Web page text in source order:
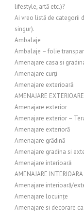
lifestyle, artă etc.)?
Ai vreo listă de categorii
singur).
Ambalaje
Ambalaje – folie
Amenajare casa si
Amenajare curți
Amenajare exterioară
AMENAJARE EXTERIOARE
Amenajare exterior
Amenajare exterior –
Amenajare exterioră
Amenajare grădină
Amenajare gradina si
Amenajare interioară
AMENAJARE
Amenajare interioară/
Amenajare locuințe
Amenajare si decorare